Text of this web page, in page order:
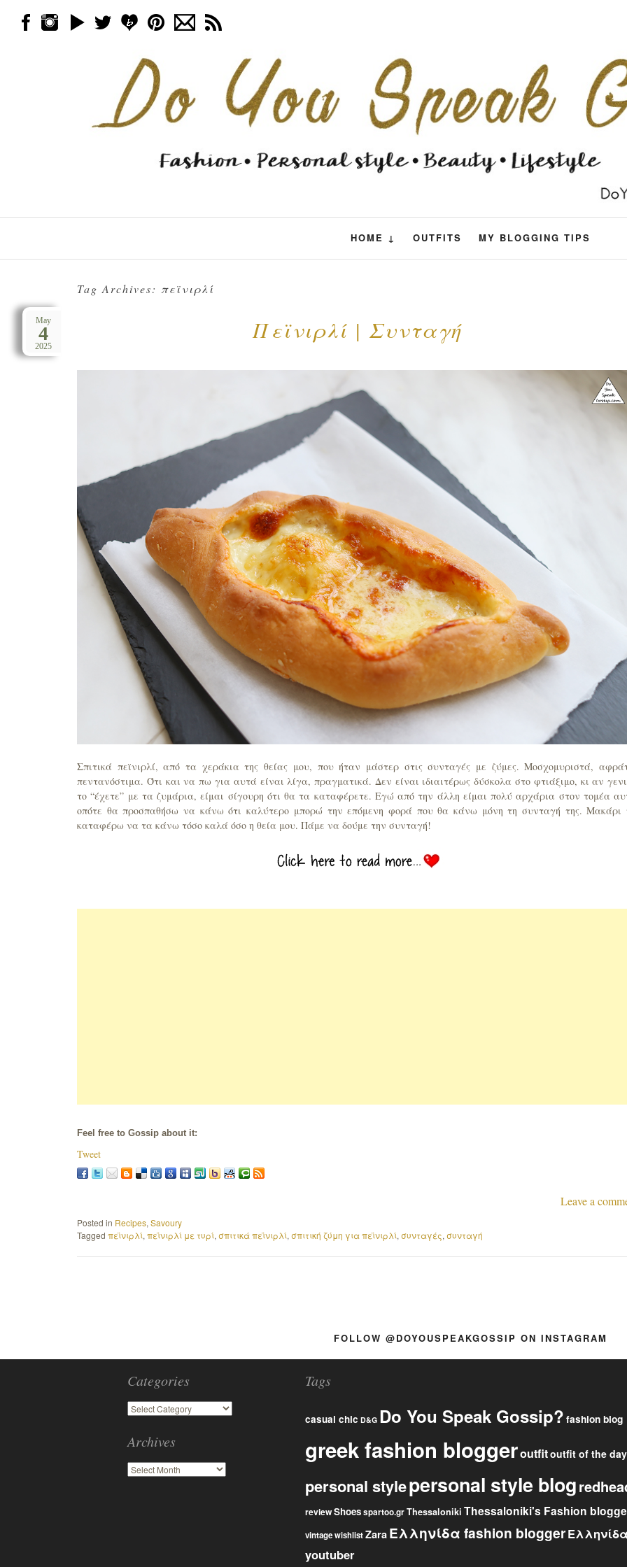
HOME ↓ OUTFITS MY BLOGGING TIPS
Skip to content
Tag Archives: πεϊνιρλί
Πεϊνιρλί | Συνταγή
May
4
2025
Σπιτικά πεϊνιρλί, από τα χεράκια της θείας μου, που ήταν μάστερ στις συνταγές με ζύμες. Μοσχομυριστά,
πεντανόστιμα. Ότι και να πω για αυτά είναι λίγα, πραγματικά. Δεν είναι ιδιαιτέρως δύσκολα στο φτιάξιμο, κι αν
το “έχετε” με τα ζυμάρια, είμαι σίγουρη ότι θα τα καταφέρετε. Εγώ από την άλλη είμαι πολύ αρχάρια στον τομέα
οπότε θα προσπαθήσω να κάνω ότι καλύτερο μπορώ την επόμενη φορά που θα κάνω μόνη τη συνταγή της. Μακάρι
καταφέρω να τα κάνω τόσο καλά όσο η θεία μου. Πάμε να δούμε την συνταγή!
Feel free to Gossip about it:
Tweet
Leave a
Posted in Recipes, Savoury
Tagged πεϊνιρλί, πεϊνιρλί με τυρί, σπιτικά πεϊνιρλί, σπιτική ζύμη για πεϊνιρλί, συνταγές, συνταγή
FOLLOW @DOYOUSPEAKGOSSIP ON INSTAGRAM
Categories
Archives
Tags
casual chic D&G Do You Speak Gossip? fashion blog
greek fashion bloggeroutfitoutfit of the day
personal stylepersonal style blog
reviewShoesspartoo.grThessaloniki Thessaloniki's Fashion
vintagewishlistZara Ελληνίδα fashion blogger
youtuber